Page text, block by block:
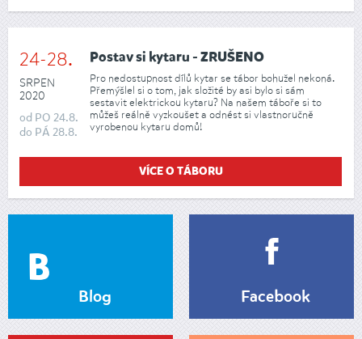
24-28.
SRPEN
2020
od PO 24.8.
do PÁ 28.8.
Postav si kytaru - ZRUŠENO
Pro nedostupnost dílů kytar se tábor bohužel nekoná.
Přemýšlel si o tom, jak složité by asi bylo si sám
sestavit elektrickou kytaru? Na našem táboře si to
můžeš reálně vyzkoušet a odnést si vlastnoručně
vyrobenou kytaru domů!
VÍCE O TÁBORU
Blog Facebook